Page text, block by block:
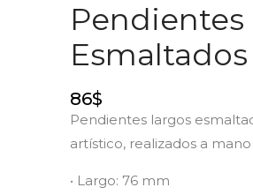
Pendientes
Esmaltados
86$
Pendientes largos
artístico, realizados a
• Largo: 76 mm